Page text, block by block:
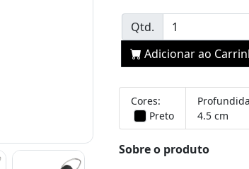
Qtd.
Adicionar ao
Cores:
Preto
4.5 cm
Sobre o produto